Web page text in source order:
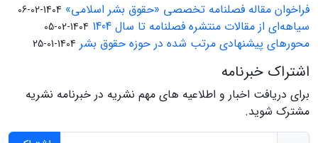
فراخوان مقاله فصلنامه تخصصی «حقوق بشر اسلامی» 1404-02-06
سیاهه‌ای از مقالات منتشره فصلنامه تا سال 1404 1404-02-05
محورهای پیشنهادی مرتب شده در حوزه حقوق بشر 1404-01-25
اشتراک خبرنامه
برای دریافت اخبار و اطلاعیه های مهم نشریه در خبرنامه نشریه
مشترک شوید.